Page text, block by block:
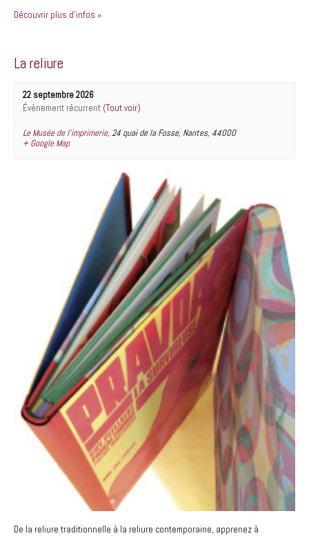
Découvrir plus d'infos »
La reliure
22 septembre 2026
Événement récurrent (Tout voir)
Le Musée de l’imprimerie, 24 quai de la Fosse, Nantes, 44000
+ Google Map
De la reliure traditionnelle à la reliure contemporaine, apprenez à